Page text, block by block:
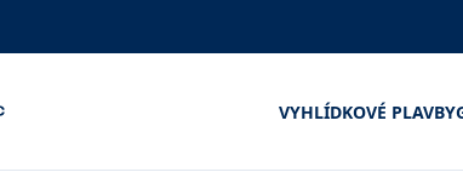
VYHLÍDKOVÉ PLAVBY